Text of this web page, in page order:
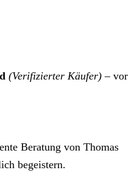
(Verifizierter Käufer) – vor
Beratung von Thomas
begeistern.